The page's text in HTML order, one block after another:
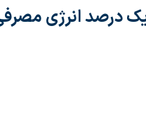
درصد انرژی